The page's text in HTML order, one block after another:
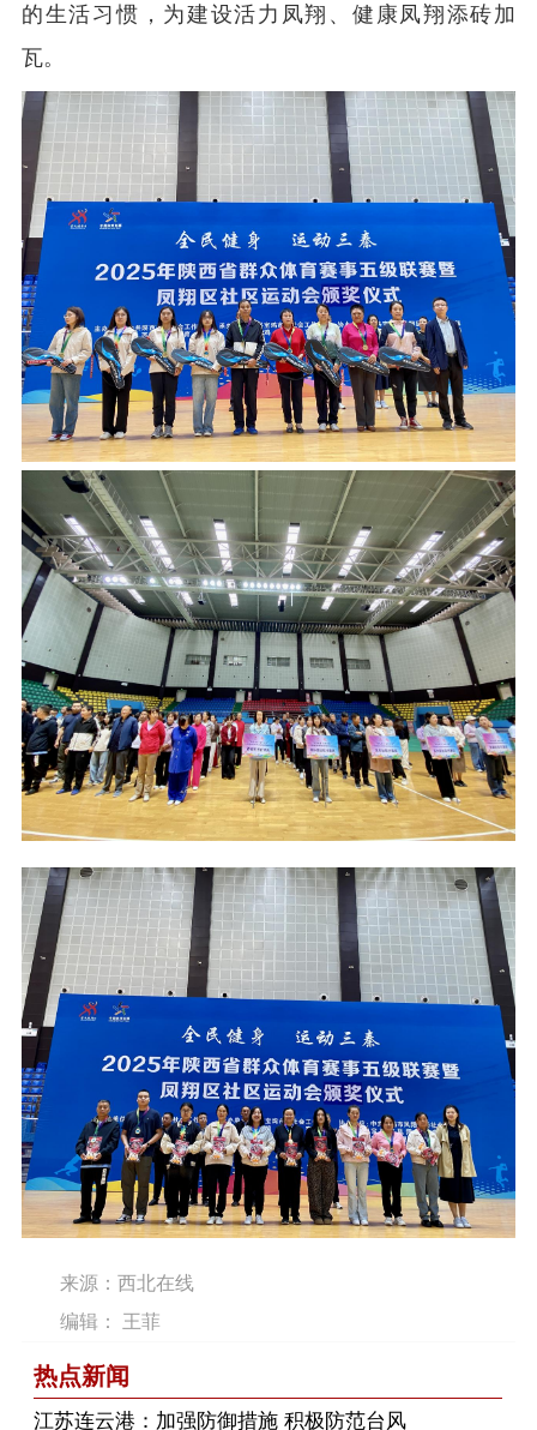
的生活习惯，为建设活力凤翔、健康凤翔添砖加
瓦。
来源：西北在线
编辑： 王菲
热点新闻
江苏连云港：加强防御措施 积极防范台风